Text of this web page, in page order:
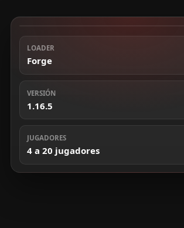
LOADER
Forge
VERSIÓN
1.16.5
JUGADORES
4 a 20 jugadores